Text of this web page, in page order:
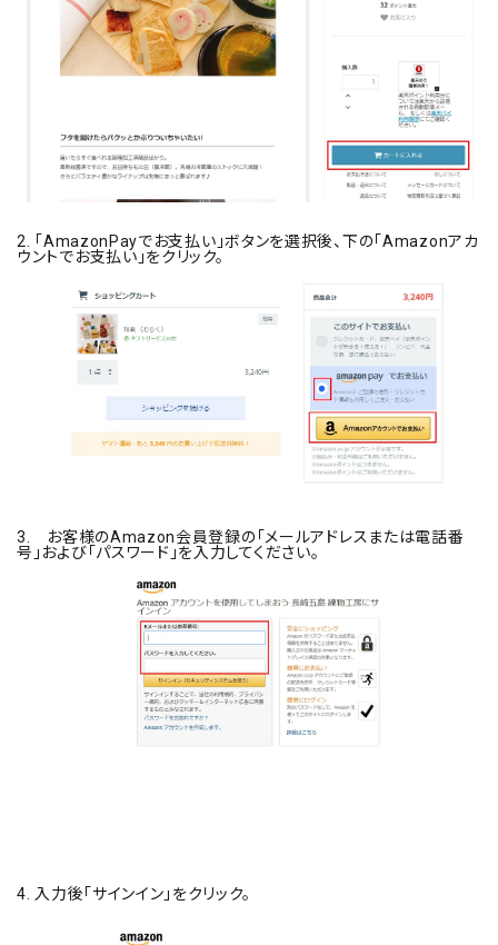
2. 「AmazonPayでお支払い」ボタンを選択後、下の「Amazonアカ
ウントでお支払い」をクリック。
3. お客様のAmazon会員登録の「メールアドレスまたは電話番
号」および「パスワード」を入力してください。
4. 入力後「サインイン」をクリック。